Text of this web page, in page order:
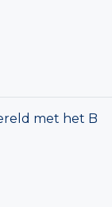
met het B